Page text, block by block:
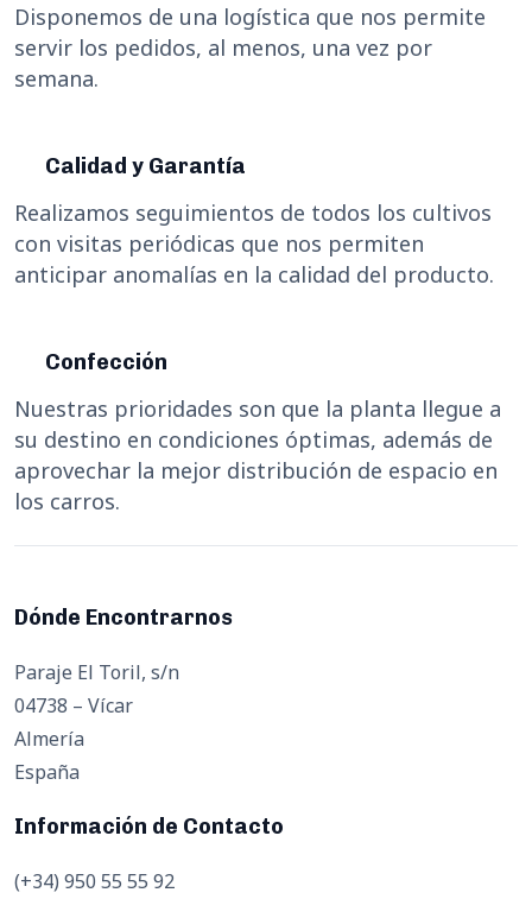
Disponemos de una logística que nos permite
servir los pedidos, al menos, una vez por
semana.
Calidad y Garantía
Realizamos seguimientos de todos los cultivos
con visitas periódicas que nos permiten
anticipar anomalías en la calidad del producto.
Confección
Nuestras prioridades son que la planta llegue a
su destino en condiciones óptimas, además de
aprovechar la mejor distribución de espacio en
los carros.
Dónde Encontrarnos
Paraje El Toril, s/n
04738 – Vícar
Almería
España
Información de Contacto
(+34) 950 55 55 92